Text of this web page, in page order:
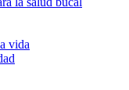
vida